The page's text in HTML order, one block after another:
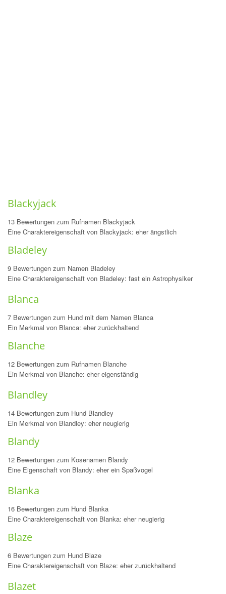
Blackyjack
13 Bewertungen zum Rufnamen Blackyjack
Eine Charaktereigenschaft von Blackyjack: eher ängstlich
Bladeley
9 Bewertungen zum Namen Bladeley
Eine Charaktereigenschaft von Bladeley: fast ein Astrophysiker
Blanca
7 Bewertungen zum Hund mit dem Namen Blanca
Ein Merkmal von Blanca: eher zurückhaltend
Blanche
12 Bewertungen zum Rufnamen Blanche
Ein Merkmal von Blanche: eher eigenständig
Blandley
14 Bewertungen zum Hund Blandley
Ein Merkmal von Blandley: eher neugierig
Blandy
12 Bewertungen zum Kosenamen Blandy
Eine Eigenschaft von Blandy: eher ein Spaßvogel
Blanka
16 Bewertungen zum Hund Blanka
Eine Charaktereigenschaft von Blanka: eher neugierig
Blaze
6 Bewertungen zum Hund Blaze
Eine Charaktereigenschaft von Blaze: eher zurückhaltend
Blazet